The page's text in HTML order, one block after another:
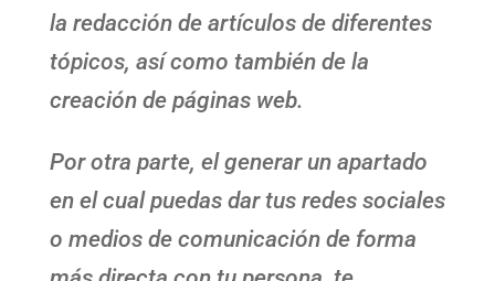
la redacción de artículos de diferentes
tópicos, así como también de la
creación de páginas web.
Por otra parte, el generar un apartado
en el cual puedas dar tus redes sociales
o medios de comunicación de forma